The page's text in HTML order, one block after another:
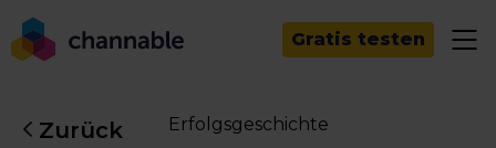
Gratis testen
Zurück Erfolgsgeschichte